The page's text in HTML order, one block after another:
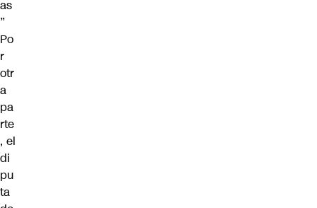
as
”
Po
r
otr
a
pa
rte
, el
di
pu
ta